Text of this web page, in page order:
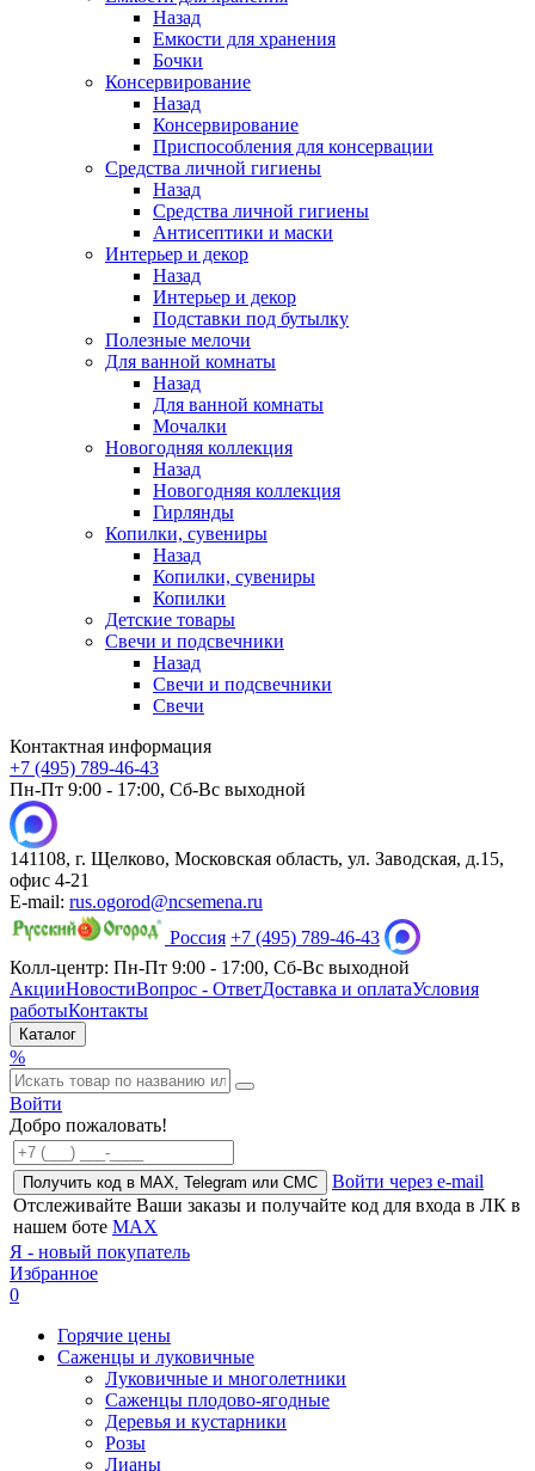
Назад
Емкости для хранения
Бочки
Консервирование
Назад
Консервирование
Приспособления для консервации
Средства личной гигиены
Назад
Средства личной гигиены
Антисептики и маски
Интерьер и декор
Назад
Интерьер и декор
Подставки под бутылку
Полезные мелочи
Для ванной комнаты
Назад
Для ванной комнаты
Мочалки
Новогодняя коллекция
Назад
Новогодняя коллекция
Гирлянды
Копилки, сувениры
Назад
Копилки, сувениры
Копилки
Детские товары
Свечи и подсвечники
Назад
Свечи и подсвечники
Свечи
Контактная информация
+7 (495) 789-46-43
Пн-Пт 9:00 - 17:00, Сб-Вс выходной
141108, г. Щелково, Московская область, ул. Заводская, д.15,
офис 4-21
E-mail: rus.ogorod@ncsemena.ru
Россия +7 (495) 789-46-43
Колл-центр: Пн-Пт 9:00 - 17:00, Сб-Вс выходной
АкцииНовостиВопрос - ОтветДоставка и оплатаУсловия
работыКонтакты
Каталог
%
Войти
Добро пожаловать!
Получить код в MAX, Telegram или СМС
Войти через e-mail
Отслеживайте Ваши заказы и получайте код для входа в ЛК в
нашем боте MAX
Я - новый покупатель
Избранное
0
Горячие цены
Саженцы и луковичные
Луковичные и многолетники
Саженцы плодово-ягодные
Деревья и кустарники
Розы
Лианы